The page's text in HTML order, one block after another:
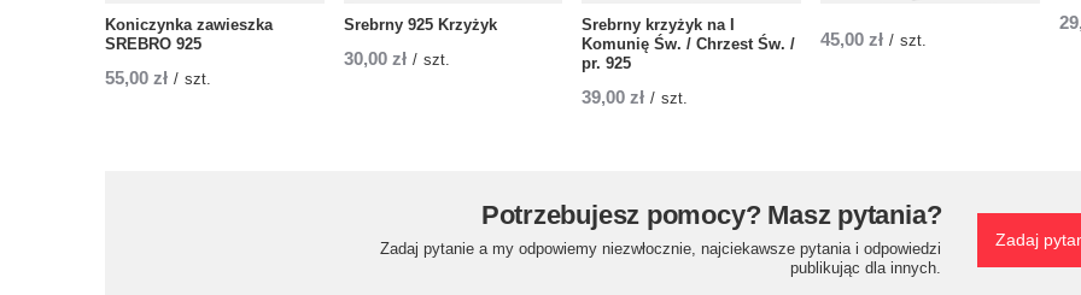
Koniczynka zawieszka
SREBRO 925
55,00 zł / szt.
Srebrny 925 Krzyżyk
30,00 zł / szt.
Srebrny krzyżyk na I
Komunię Św. / Chrzest Św. /
pr. 925
39,00 zł / szt.
45,00 zł / szt.
Potrzebujesz pomocy? Masz pytania?
Zadaj pytanie a my odpowiemy niezwłocznie, najciekawsze pytania i odpowiedzi
publikując dla innych.
Zadaj